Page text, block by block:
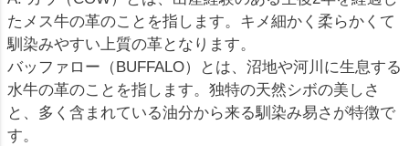
たメス牛の革のことを指します。キメ細かく柔らかくて
馴染みやすい上質の革となります。
バッファロー（BUFFALO）とは、沼地や河川に生息する
水牛の革のことを指します。独特の天然シボの美しさ
と、多く含まれている油分から来る馴染み易さが特徴で
す。